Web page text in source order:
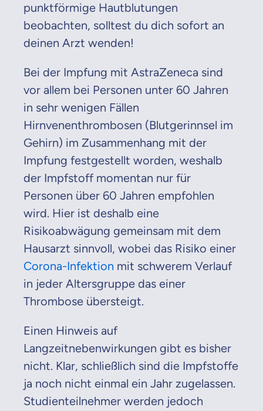
punktförmige Hautblutungen
beobachten, solltest du dich sofort an
deinen Arzt wenden!
Bei der Impfung mit AstraZeneca sind
vor allem bei Personen unter 60 Jahren
in sehr wenigen Fällen
Hirnvenenthrombosen (Blutgerinnsel im
Gehirn) im Zusammenhang mit der
Impfung festgestellt worden, weshalb
der Impfstoff momentan nur für
Personen über 60 Jahren empfohlen
wird. Hier ist deshalb eine
Risikoabwägung gemeinsam mit dem
Hausarzt sinnvoll, wobei das Risiko einer
Corona-Infektion mit schwerem Verlauf
in jeder Altersgruppe das einer
Thrombose übersteigt.
Einen Hinweis auf
Langzeitnebenwirkungen gibt es bisher
nicht. Klar, schließlich sind die Impfstoffe
ja noch nicht einmal ein Jahr zugelassen.
Studienteilnehmer werden jedoch